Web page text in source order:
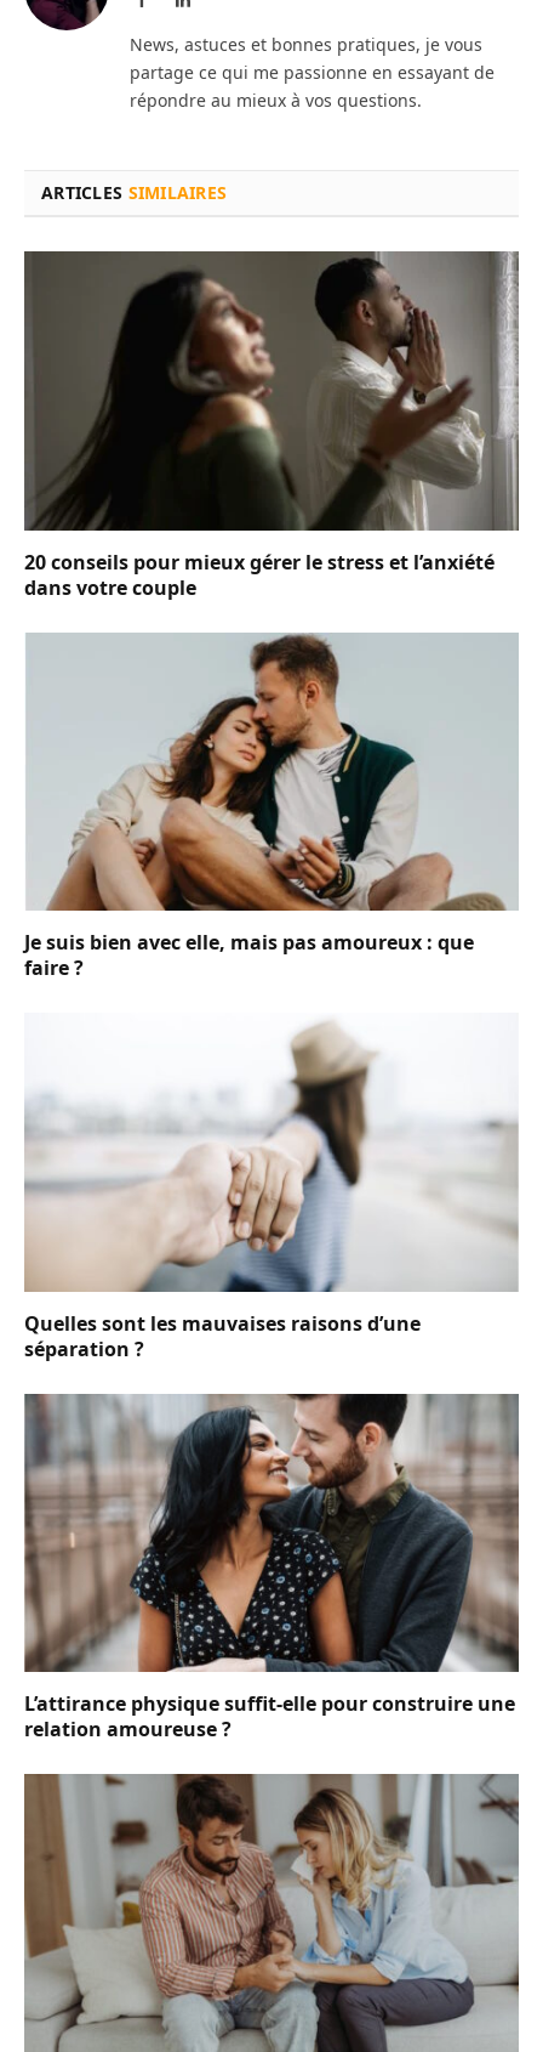
News, astuces et bonnes pratiques, je vous
partage ce qui me passionne en essayant de
répondre au mieux à vos questions.
ARTICLES SIMILAIRES
20 conseils pour mieux gérer le stress et l’anxiété
dans votre couple
Je suis bien avec elle, mais pas amoureux : que
faire ?
Quelles sont les mauvaises raisons d’une
séparation ?
L’attirance physique suffit-elle pour construire une
relation amoureuse ?